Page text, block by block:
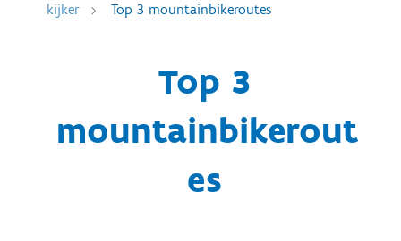
kijker
Top 3 mountainbikeroutes
Top 3
mountainbikerout
es